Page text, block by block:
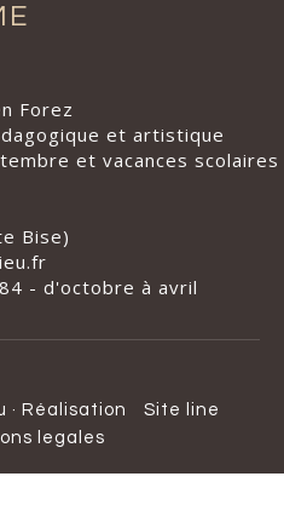
Forez
et artistique
et vacances scolaires
Bise)
- d'octobre à avril
· Réalisation
Site line
legales